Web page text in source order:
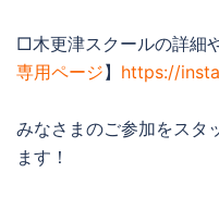
□木更津スクールの詳細
専用ページ】 https://
みなさまのご参加をスタ
ます！